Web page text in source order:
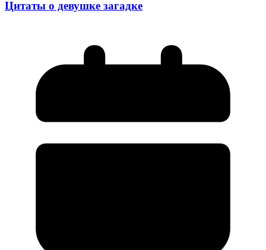
Цитаты о девушке загадке